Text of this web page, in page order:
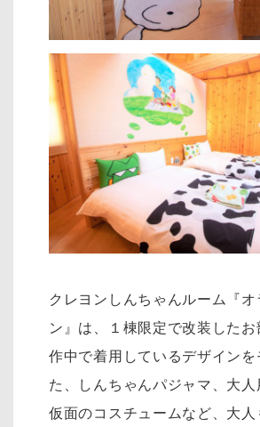
クレヨンしんちゃんルーム『オ
ン』は、１棟限定で改装したお
作中で着用しているデザインを
た、
しんちゃんパジャマ、大
仮面のコスチュームなど、大人